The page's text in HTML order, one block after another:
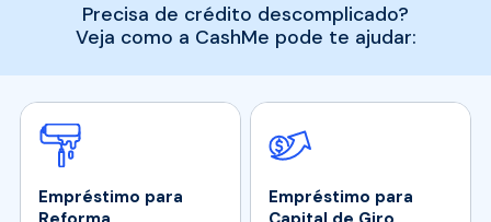
Precisa de crédito descomplicado?
Veja como a CashMe pode te ajudar:
Empréstimo para
Empréstimo para